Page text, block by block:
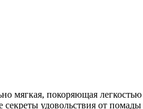
покоряющая легкостью
удовольствия от помады